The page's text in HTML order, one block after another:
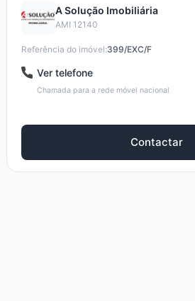
A Solução Imobiliária
AMI 12140
Referência do imóvel:399/EXC/F
Ver telefone
Chamada para a rede móvel nacional
Contactar